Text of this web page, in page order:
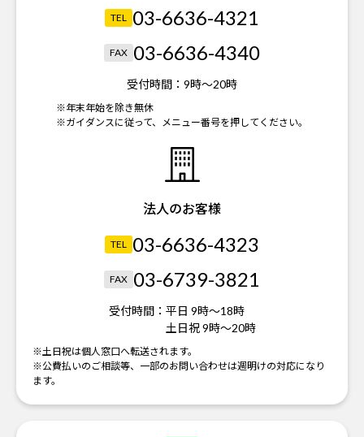
TEL 03-6636-4321
FAX 03-6636-4340
受付時間： 9時～20時
※年末年始を除き無休
※ガイダンスに従って、メニュー番号を押してください。
法人のお客様
TEL 03-6636-4323
FAX 03-6739-3821
受付時間： 平日 9時～18時
土日祝 9時～20時
※土日祝は個人窓口へ転送されます。
※公費払いのご相談等、一部のお問い合わせは週明けの対応になり
ます。